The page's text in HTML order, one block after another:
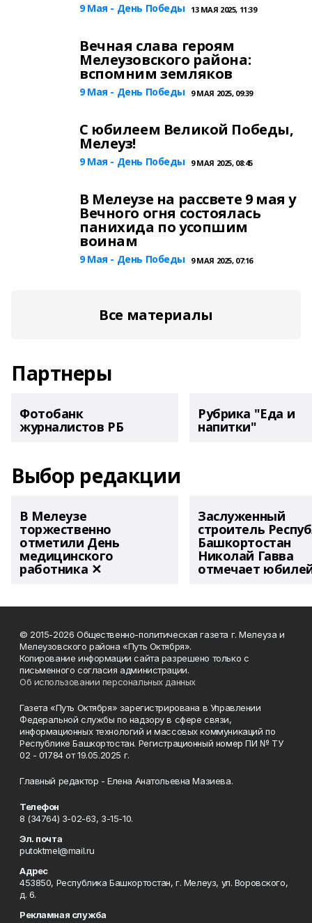
9 Мая - День Победы 13 МАЯ 2025, 11:39
Вечная слава героям
Мелеузовского района:
вспомним земляков
9 Мая - День Победы 9 МАЯ 2025, 09:39
С юбилеем Великой Победы,
Мелеуз!
9 Мая - День Победы 9 МАЯ 2025, 08:45
В Мелеузе на рассвете 9 мая у
Вечного огня состоялась
панихида по усопшим
воинам
9 Мая - День Победы 9 МАЯ 2025, 07:16
Все материалы
Партнеры
Фотобанк
журналистов РБ
Рубрика "Еда и
напитки"
Выбор редакции
В Мелеузе
торжественно
отметили День
медицинского
работника ✕
Заслуженный
строитель
Башкортостан
Николай Гавва
отмечает
© 2015-2026 Общественно-политическая газета г. Мелеуза и
Мелеузовского района «Путь Октября».
Копирование информации сайта разрешено только с
письменного согласия администрации.
Об использовании персональных данных
Газета «Путь Октября» зарегистрирована в Управлении
Федеральной службы по надзору в сфере связи,
информационных технологий и массовых коммуникаций по
Республике Башкортостан. Регистрационный номер ПИ № ТУ
02 - 01784 от 19.05.2025 г.
Главный редактор - Елена Анатольевна Мазиева.
Телефон
8 (34764) 3-02-63, 3-15-10.
Эл. почта
putoktmel@mail.ru
Адрес
453850, Республика Башкортостан, г. Мелеуз, ул. Воровского,
д. 6.
Рекламная служба